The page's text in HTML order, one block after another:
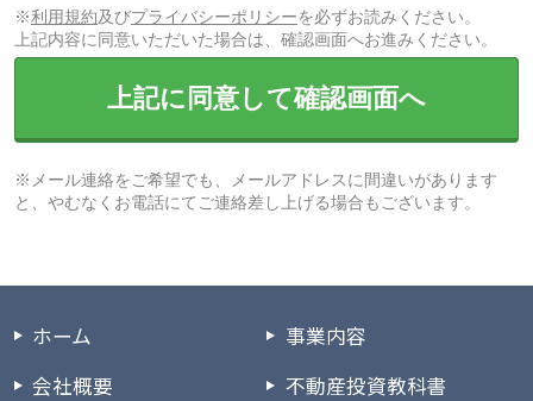
※利用規約及びプライバシーポリシーを必ずお読みください。
上記内容に同意いただいた場合は、確認画面へお進みください。
上記に同意して確認画面へ
※メール連絡をご希望でも、メールアドレスに間違いがあります
と、やむなくお電話にてご連絡差し上げる場合もございます。
ホーム
会社概要
事業内容
不動産投資教科書